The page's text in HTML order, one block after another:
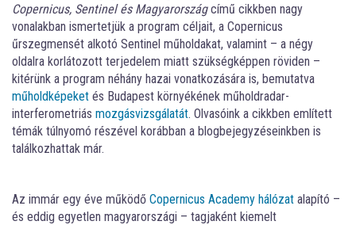
Copernicus, Sentinel és Magyarországcímű cikkben nagy
vonalakban ismertetjük a program céljait, a Copernicus
űrszegmensét alkotó Sentinel műholdakat, valamint – a négy
oldalra korlátozott terjedelem miatt szükségképpen röviden –
kitérünk a program néhány hazai vonatkozására is, bemutatva
műholdképeket és Budapest környékének műholdradar-
interferometriás mozgásvizsgálatát. Olvasóink a cikkben említett
témák túlnyomó részével korábban a blogbejegyzéseinkben is
találkozhattak már.
Az immár egy éve működő Copernicus Academy hálózat alapító –
és eddig egyetlen magyarországi – tagjaként kiemelt